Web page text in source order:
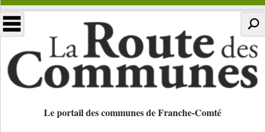
Le portail des communes de Franche-Comté